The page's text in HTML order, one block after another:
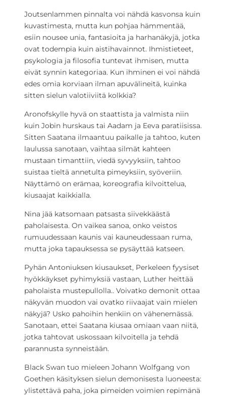
Joutsenlammen pinnalta voi nähdä kasvonsa kuin
kuvastimesta, mutta kun pohjaa hämmentää,
esiin nousee unia, fantasioita ja harhanäkyjä, jotka
ovat todempia kuin aistihavainnot. Ihmistieteet,
psykologia ja filosofia tuntevat ihmisen, mutta
eivät synnin kategoriaa. Kun ihminen ei voi nähdä
edes omia korviaan ilman apuvälineitä, kuinka
sitten sielun valotiiviitä kolkkia?
Aronofskylle hyvä on staattista ja valmista niin
kuin Jobin hurskaus tai Aadam ja Eeva paratiisissa.
Sitten Saatana ilmaantuu paikalle ja tahtoo, kuten
laulussa sanotaan, vaihtaa silmät kahteen
mustaan timanttiin, viedä syvyyksiin, tahtoo
suistaa tieltä annetulta pimeyksiin, syöveriin.
Näyttämö on erämaa, koreografia kilvoittelua,
kiusaajat kaikkialla.
Nina jää katsomaan patsasta siivekkäästä
paholaisesta. On vaikea sanoa, onko veistos
rumuudessaan kaunis vai kauneudessaan ruma,
mutta joka tapauksessa se pysäyttää katseen.
Pyhän Antoniuksen kiusaukset, Perkeleen fyysiset
hyökkäykset pyhimyksiä vastaan, Luther heittää
paholaista mustepullolla.. Voivatko demonit ottaa
näkyvän muodon vai ovatko riivaajat vain mielen
näkyjä? Usko pahoihin henkiin on vähenemässä.
Sanotaan, ettei Saatana kiusaa omiaan vaan niitä,
jotka tahtovat uskossaan kilvoitella ja tehdä
parannusta synneistään.
Black Swan tuo mieleen Johann Wolfgang von
Goethen käsityksen sielun demonisesta luoneesta:
ylistettävä paha, joka pimeiden voimien repimänä